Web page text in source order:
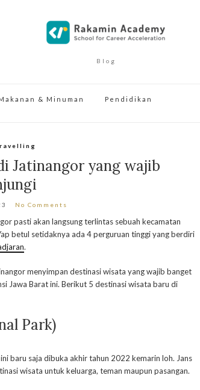
Blog
& Minuman
Pendidikan
Jatinangor yang wajib
No Comments
pasti akan langsung terlintas sebuah kecamatan
betul setidaknya ada 4 perguruan tinggi yang berdiri
.
menyimpan destinasi wisata yang wajib banget
Jawa Barat ini. Berikut 5 destinasi wisata baru di
Park)
baru saja dibuka akhir tahun 2022 kemarin loh. Jans
wisata untuk keluarga, teman maupun pasangan.